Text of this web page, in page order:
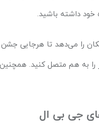
خود داشته باشید.
را به هم متصل کنید.
جی بی ال